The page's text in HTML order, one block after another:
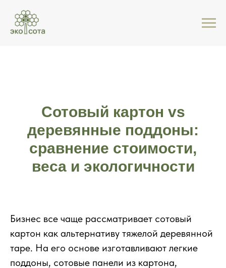
Сотовый картон vs
деревянные поддоны:
сравнение стоимости,
веса и экологичности
Бизнес все чаще рассматривает сотовый
картон как альтернативу тяжелой деревянной
таре. На его основе изготавливают легкие
поддоны, сотовые панели из картона,